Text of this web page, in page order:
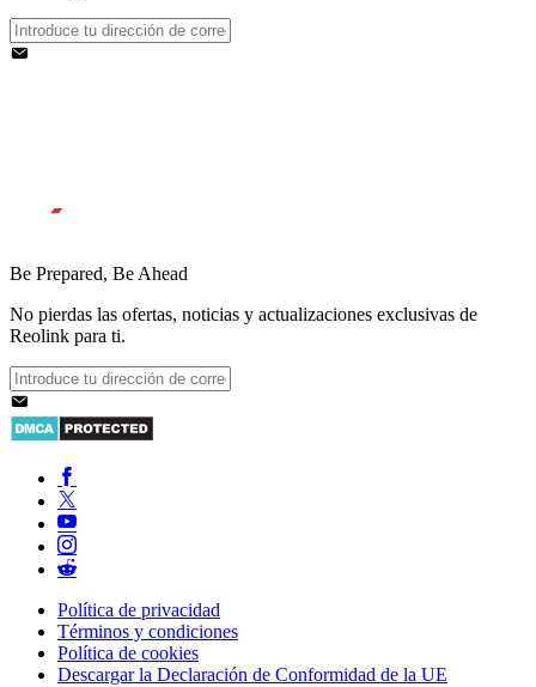
Be Prepared, Be Ahead
No pierdas las ofertas, noticias y actualizaciones exclusivas de
Reolink para ti.
Política de privacidad
Términos y condiciones
Política de cookies
Descargar la Declaración de Conformidad de la UE